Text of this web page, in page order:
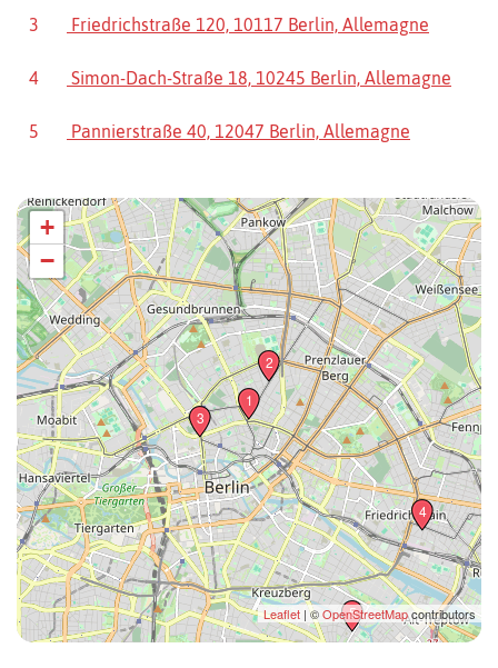
3 Friedrichstraße 120, 10117 Berlin, Allemagne
4 Simon-Dach-Straße 18, 10245 Berlin, Allemagne
5 Pannierstraße 40, 12047 Berlin, Allemagne
1
2
3
4
5
+
−
Leaflet | ©OpenStreetMapcontributors